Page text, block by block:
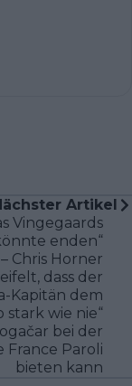
Artikel
Vingegaards
enden“
– Chris Horner
dass der
Kapitän dem
stark wie nie“
bei der
France Paroli
bieten kann